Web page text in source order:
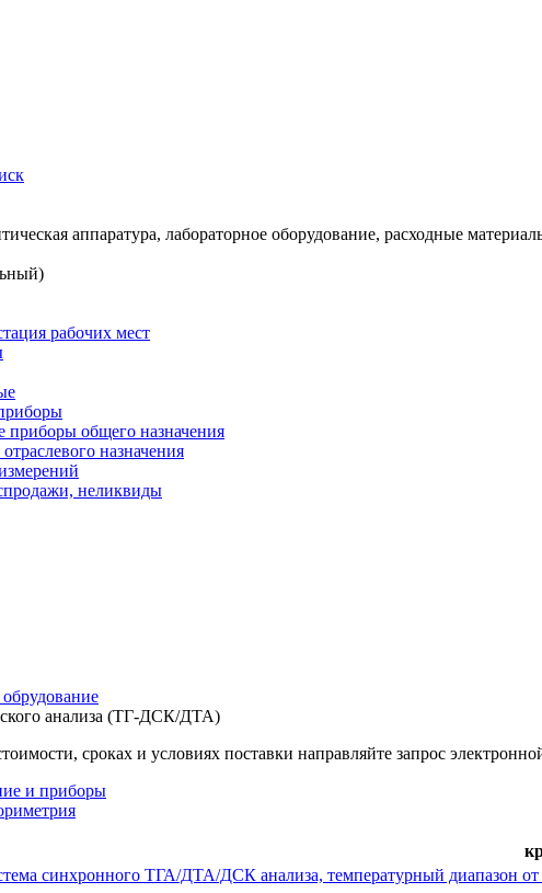
аппаратура, лабораторное оборудование, расходные
рабочих мест
общего назначения
назначения
неликвиды
анализа (ТГ-ДСК/ДТА)
сроках и условиях поставки направляйте запрос
и приборы
синхронного ТГА/ДТА/ДСК анализа, температурный диапазон от